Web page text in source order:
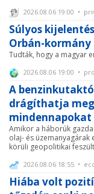
2026.08.06 19:00 •
Súlyos
Orbán-
Tudták, hogy a magyar
2026.08.06 19:00 •
A
drágíthatja
mindennapokat
Amikor a háborúk
olaj- és
körüli geopolitikai
2026.08.06 18:55 •
Hiába volt